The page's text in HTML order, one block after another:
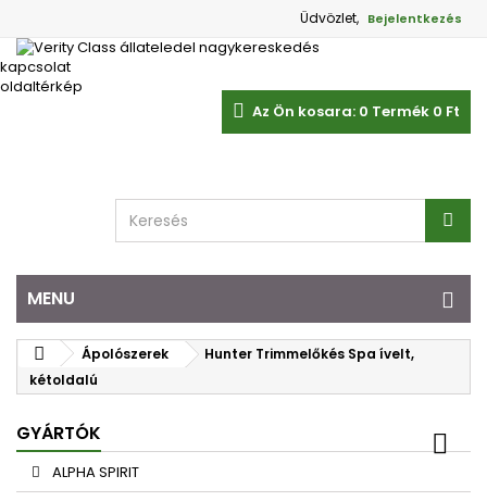
Üdvözlet, Bejelentkezés
Az Ön kosara: 0 Termék 0 Ft‎
MENU
kapcsolat
oldaltérkép
Ápolószerek
Hunter Trimmelőkés Spa ívelt,
kétoldalú
GYÁRTÓK
ALPHA SPIRIT